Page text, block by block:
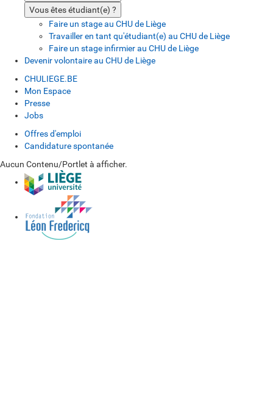
Vous êtes étudiant(e) ?
Faire un stage au CHU de Liège
Travailler en tant qu'étudiant(e) au CHU de Liège
Faire un stage infirmier au CHU de Liège
Devenir volontaire au CHU de Liège
CHULIEGE.BE
Mon Espace
Presse
Jobs
Offres d'emploi
Candidature spontanée
Aucun Contenu/Portlet à afficher.